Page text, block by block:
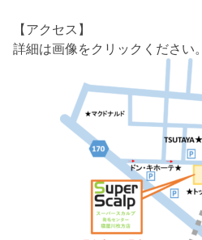
【アクセス】
詳細は画像をクリックください。